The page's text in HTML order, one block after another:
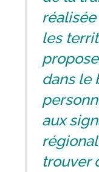
les
dans le
aux
trouver